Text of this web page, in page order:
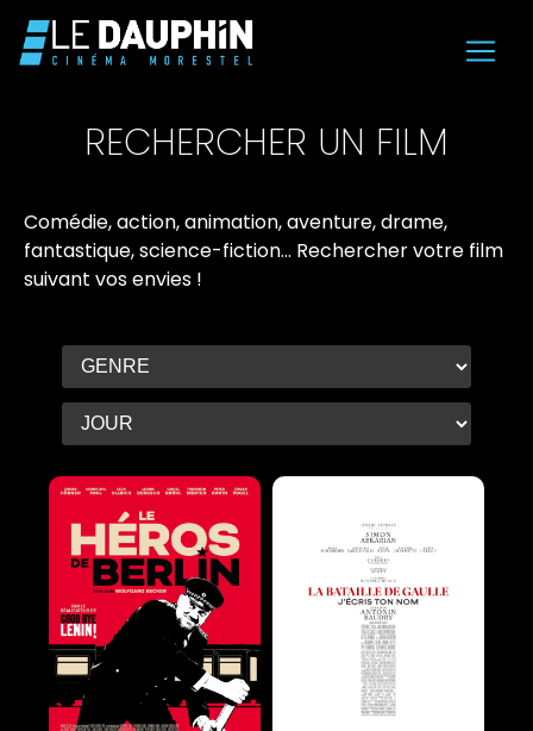
RECHERCHER UN FILM
Comédie, action, animation, aventure, drame,
fantastique, science-fiction... Rechercher votre film
suivant vos envies !